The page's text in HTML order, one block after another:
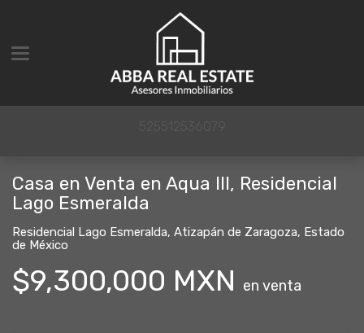
Toggle navigation
Casa en Venta en Aqua III, Residencial
Lago Esmeralda
Residencial Lago Esmeralda, Atizapán de Zaragoza, Estado
de México
$9,300,000 MXN en venta